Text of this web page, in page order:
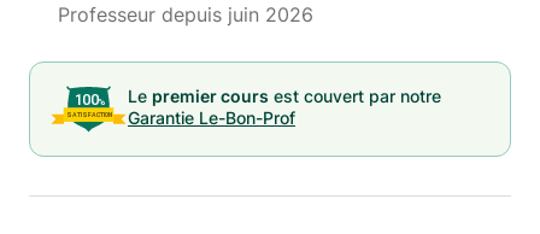
Professeur depuis juin 2026
Le premier cours est couvert par notre
Garantie Le-Bon-Prof